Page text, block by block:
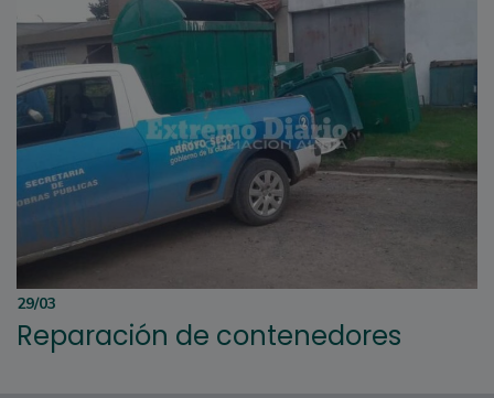
29/03
Reparación de contenedores